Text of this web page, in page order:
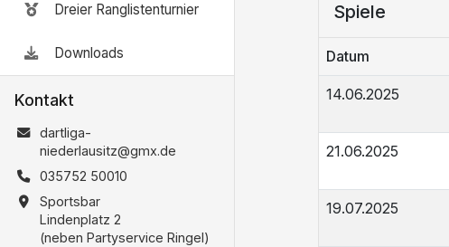
Dreier Ranglistenturnier
Downloads
Kontakt
dartliga-
niederlausitz@gmx.de
035752 50010
Sportsbar
Lindenplatz 2
(neben Partyservice Ringel)
Spiele
Datum
14.06.2025
21.06.2025
19.07.2025